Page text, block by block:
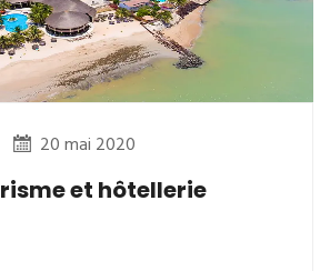
20 mai 2020
et hôtellerie